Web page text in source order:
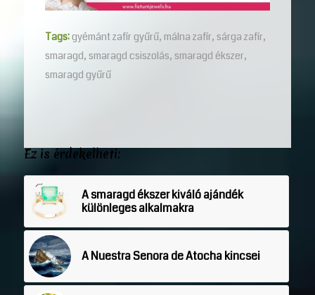
Tags:gyémánt zafír gyűrű,málna zafír, sárga zafír,
smaragd, smaragd csiszolás, smaragd ékszer,
smaragd gyűrű
Ez is érdekelheti:
A smaragd ékszer kiváló ajándék
különleges alkalmakra
A Nuestra Senora de Atocha kincsei